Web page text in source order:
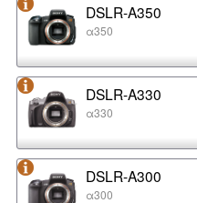
DSLR-A350
α350
DSLR-A330
α330
DSLR-A300
α300